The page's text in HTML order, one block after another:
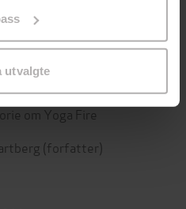
utvalgte
om Yoga Fire
(forfatter)